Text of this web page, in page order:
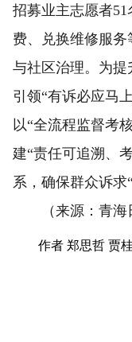
招募业主志愿者
费、兑换维修服
与社区治理。为
引领“有诉必应马
以“全流程监督考
建“责任可追溯、
系，确保群众诉求
（来源：青海
作者 郑思哲 贾